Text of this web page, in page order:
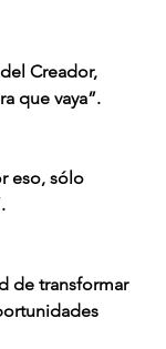
Creador,
que vaya”.
eso, sólo
de transformar